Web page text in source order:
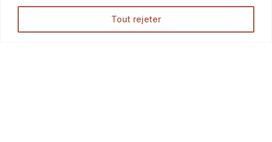
Tout rejeter
Accueil